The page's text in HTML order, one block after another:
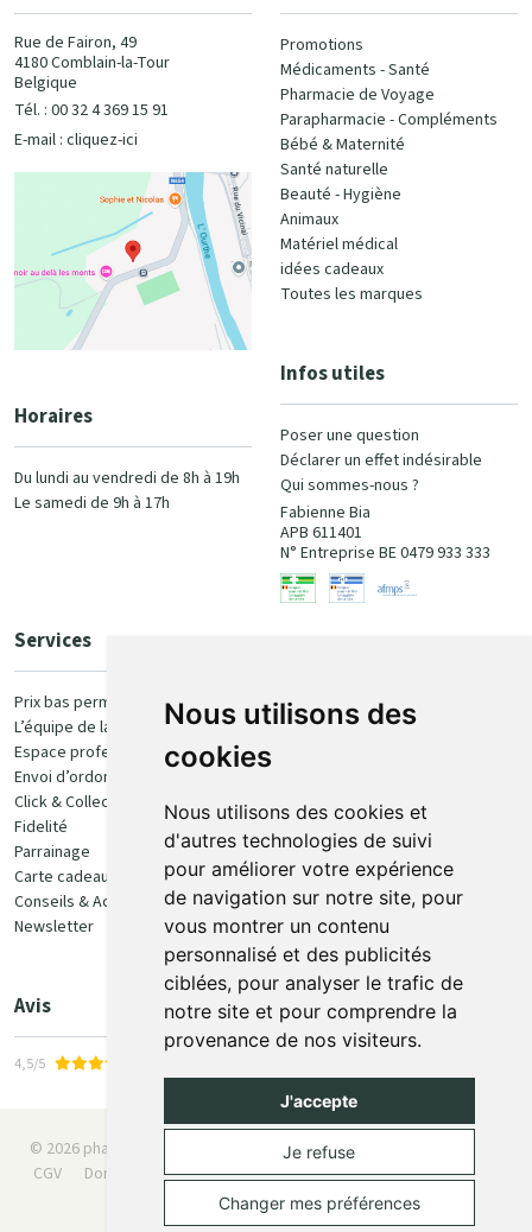
Nous utilisons des
cookies
Nous utilisons des cookies et
d'autres technologies de suivi
pour améliorer votre expérience
de navigation sur notre site, pour
vous montrer un contenu
personnalisé et des publicités
ciblées, pour analyser le trafic de
notre site et pour comprendre la
provenance de nos visiteurs.
J'accepte
Je refuse
Changer mes préférences
Rue de Fairon, 49
4180 Comblain-la-Tour
Belgique
Tél. : 00 32 4 369 15 91
E-mail : cliquez-ici
Horaires
Du lundi au vendredi de 8h à 19h
Le samedi de 9h à 17h
Promotions
Médicaments - Santé
Pharmacie de Voyage
Parapharmacie - Compléments
Bébé & Maternité
Santé naturelle
Beauté - Hygiène
Animaux
Matériel médical
idées cadeaux
Toutes les marques
Infos utiles
Poser une question
Déclarer un effet indésirable
Qui sommes-nous ?
Fabienne Bia
APB 611401
N° Entreprise BE 0479 933 333
Services
Prix bas permanent
L’équipe de la pharmacie
Espace professionnel
Envoi d’ordonnance
Click & Collect
Fidelité
Parrainage
Carte cadeau
Conseils & Actualités
Newsletter
Avis
4,5/5
100% sécurisé
Retrait et livraison
Retrait en Click & Collect
Livraison à domicile
Livraison en Point Relais
© 2026 pharmaone.be Tous droits réservés
CGV
Données personnelles Cookies
Préférences Cookies
Apotekisto